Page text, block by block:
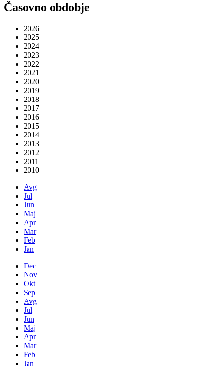
Časovno obdobje
2026
2025
2024
2023
2022
2021
2020
2019
2018
2017
2016
2015
2014
2013
2012
2011
2010
Avg
Jul
Jun
Maj
Apr
Mar
Feb
Jan
Dec
Nov
Okt
Sep
Avg
Jul
Jun
Maj
Apr
Mar
Feb
Jan